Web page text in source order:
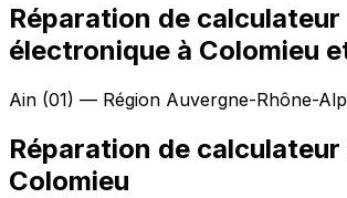
Réparation de calculateur
électronique à Colomieu
Ain (01) — Région Auvergne-Rhône-
Réparation de
Colomieu